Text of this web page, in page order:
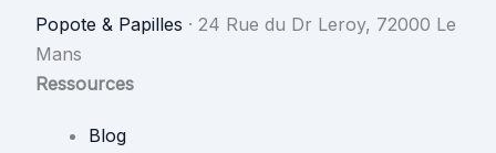
Popote & Papilles · 24 Rue du Dr Leroy, 72000 Le
Mans
Ressources
Blog